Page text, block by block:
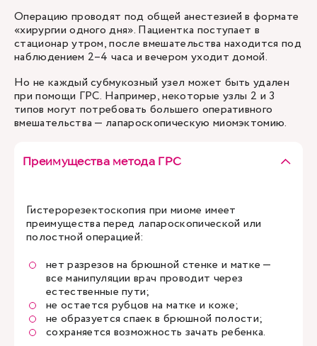
Операцию проводят под общей анестезией в формате
«хирургии одного дня». Пациентка поступает в
стационар утром, после вмешательства находится под
наблюдением 2–4 часа и вечером уходит домой.
Но не каждый субмукозный узел может быть удален
при помощи ГРС. Например, некоторые узлы 2 и 3
типов могут потребовать большего оперативного
вмешательства — лапароскопическую миомэктомию.
Преимущества метода ГРС
Гистерорезектоскопия при миоме имеет
преимущества перед лапароскопической или
полостной операцией:
нет разрезов на брюшной стенке и матке —
все манипуляции врач проводит через
естественные пути;
не остается рубцов на матке и коже;
не образуется спаек в брюшной полости;
сохраняется возможность зачать ребенка.